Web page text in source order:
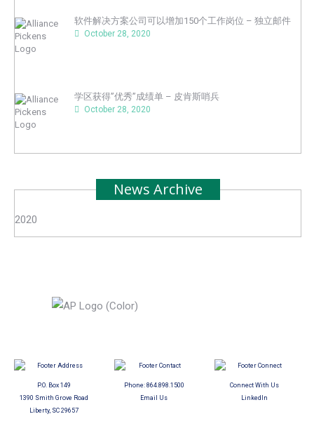
软件解决方案公司可以增加150个工作岗位 – 独立邮件
October 28, 2020
学区获得”优秀”成绩单 – 皮肯斯哨兵
October 28, 2020
News Archive
2020
P.O. Box 149
1390 Smith Grove Road
Liberty, SC 29657
Phone: 864.898.1500
Email Us
Connect With Us
LinkedIn